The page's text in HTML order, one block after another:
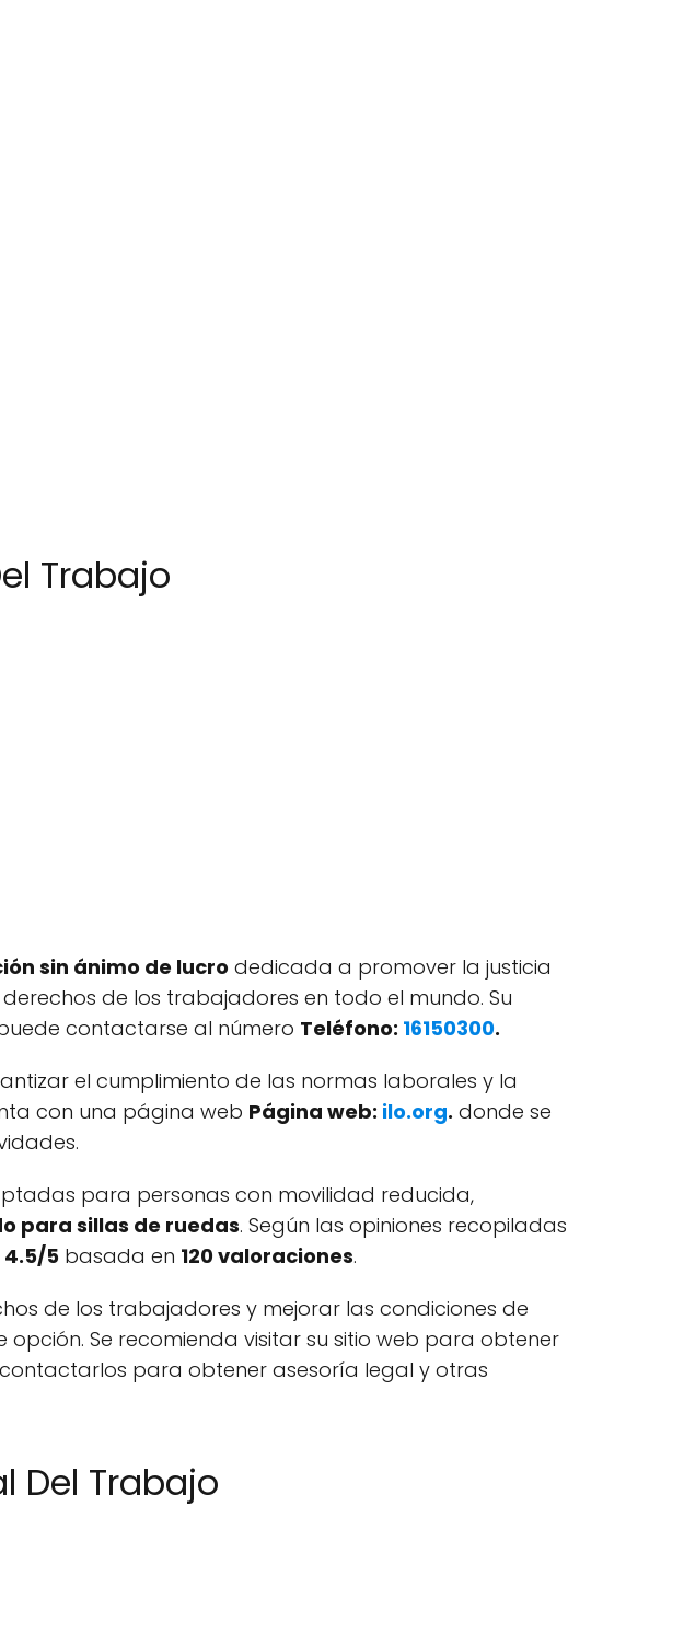
Trabajo
sin ánimo de lucro dedicada a promover la justicia
de los trabajadores en todo el mundo. Su
puede contactarse al número Teléfono: 16150300.
el cumplimiento de las normas laborales y la
con una página web Página web: ilo.org. donde se
para personas con movilidad reducida,
para sillas de ruedas. Según las opiniones recopiladas
4.5/5 basada en 120 valoraciones.
de los trabajadores y mejorar las condiciones de
opción. Se recomienda visitar su sitio web para obtener
para obtener asesoría legal y otras
Del Trabajo